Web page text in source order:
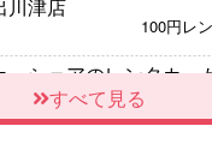
川津店
100円レ
ーシェアのレンタカー
!】 岐阜県 各務原那加店
100円レン
すべて見る